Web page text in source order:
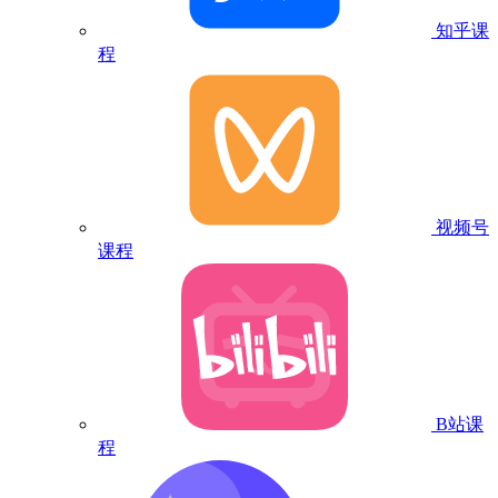
知乎课
程
视频号
课程
B站课
程